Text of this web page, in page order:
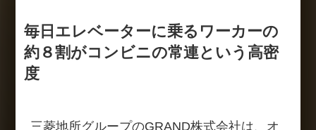
毎日エレベーターに乗るワーカーの
約８割がコンビニの常連という高密
度
三菱地所グループのGRAND株式会社は、オ